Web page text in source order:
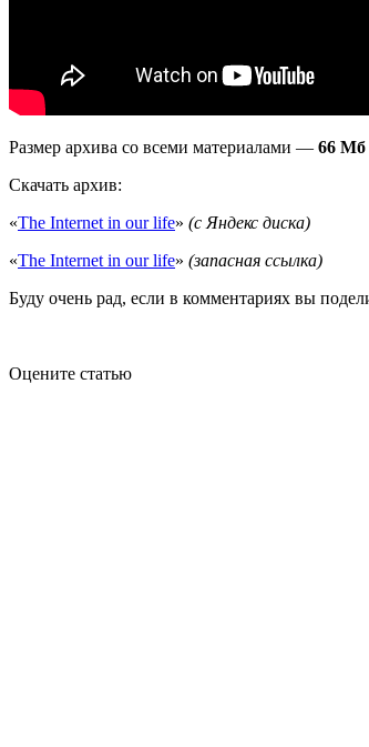
Размер архива со всеми материалами — 66 Мб
Скачать архив:
«The Internet in our life» (с Яндекс диска)
«The Internet in our life» (запасная ссылка)
Буду очень рад, если в комментариях вы
Оцените статью